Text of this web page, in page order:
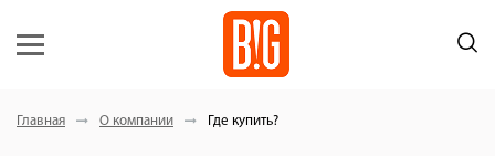
Главная О компании Где купить?